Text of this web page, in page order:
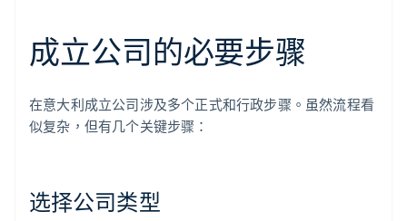
成立公司的必要步骤
在意大利成立公司涉及多个正式和行政步骤。虽然流程看
似复杂，但有几个关键步骤：
选择公司类型